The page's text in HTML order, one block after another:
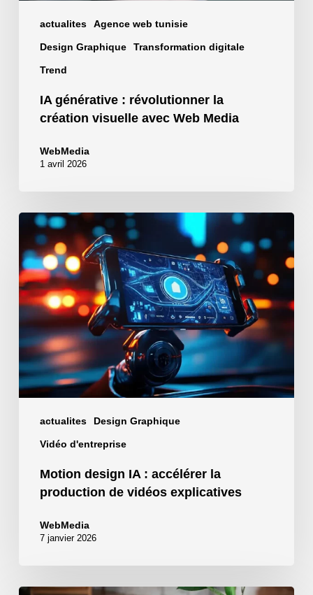
actualites Agence web tunisie
Design Graphique Transformation digitale
Trend
IA générative : révolutionner la
création visuelle avec Web Media
WebMedia
1 avril 2026
actualites Design Graphique
Vidéo d'entreprise
Motion
design
IA
:
accélérer
la
production
de
vidéos
explicatives
Motion design IA : accélérer la
production de vidéos explicatives
WebMedia
7 janvier 2026